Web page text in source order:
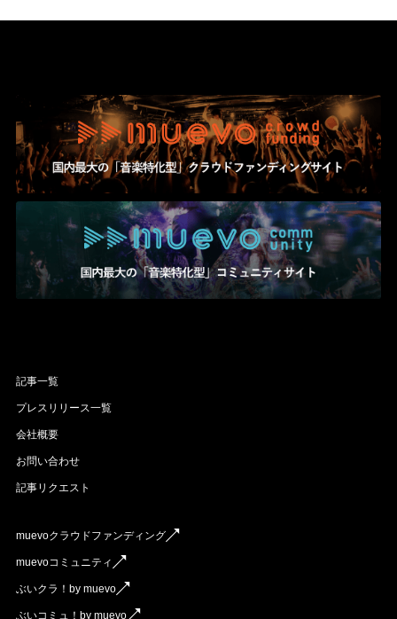
記事一覧
プレスリリース一覧
会社概要
お問い合わせ
記事リクエスト
muevoクラウドファンディング
muevoコミュニティ
ぶいクラ！by muevo
ぶいコミュ！by muevo